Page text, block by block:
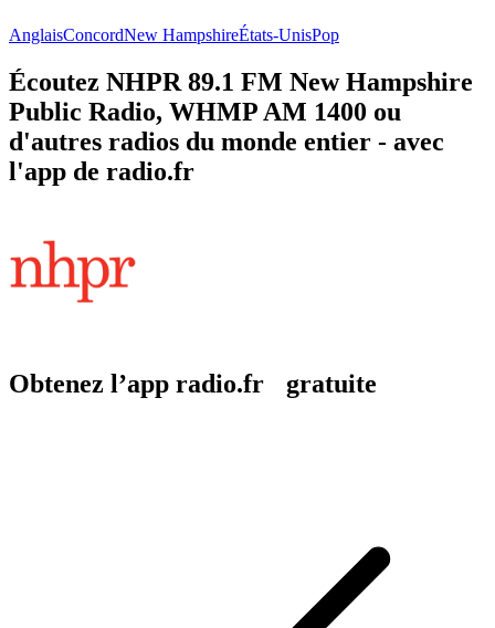
AnglaisConcordNew HampshireÉtats-UnisPop
Écoutez NHPR 89.1 FM New Hampshire
Public Radio, WHMP AM 1400 ou
d'autres radios du monde entier - avec
l'app de radio.fr
Obtenez l’app radio.fr gratuite